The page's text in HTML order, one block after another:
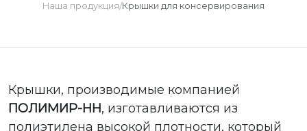
Наша продукция/Крышки для консервирования
Крышки, производимые компанией
ПОЛИМИР-НН, изготавливаются из
полиэтилена высокой плотности, который